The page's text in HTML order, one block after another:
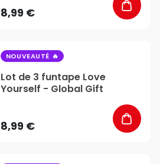
8,99 €
NOUVEAUTÉ
Lot de 3 funtape Love
Yourself - Global Gift
8,99 €